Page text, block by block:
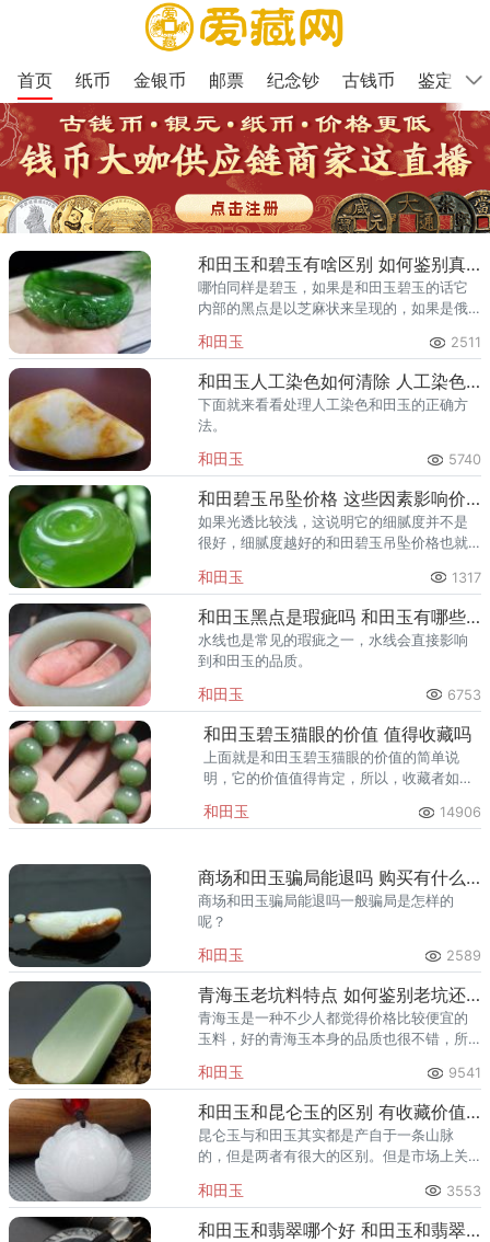
首页 纸币 金银币 邮票 纪念钞 古钱币 鉴定
和田玉和碧玉有啥区别 如何鉴别真伪
哪怕同样是碧玉，如果是和田玉碧玉的话它
内部的黑点是以芝麻状来呈现的，如果是俄
存在的。
和田玉 2511
和田玉人工染色如何清除 人工染色的危害
下面就来看看处理人工染色和田玉的正确方
法。
和田玉 5740
和田碧玉吊坠价格 这些因素影响价格
如果光透比较浅，这说明它的细腻度并不是
很好，细腻度越好的和田碧玉吊坠价格也就
和田玉 1317
和田玉黑点是瑕疵吗 和田玉有哪些瑕疵
水线也是常见的瑕疵之一，水线会直接影响
到和田玉的品质。
和田玉 6753
和田玉碧玉猫眼的价值 值得收藏吗
上面就是和田玉碧玉猫眼的价值的简单说
明，它的价值值得肯定，所以，收藏者如果
藏的时候一定要注意看鉴定证书，确保是正
和田玉 14906
商场和田玉骗局能退吗 购买有什么讲究
商场和田玉骗局能退吗一般骗局是怎样的
呢？
和田玉 2589
青海玉老坑料特点 如何鉴别老坑还是新坑
青海玉是一种不少人都觉得价格比较便宜的
玉料，好的青海玉本身的品质也很不错，所
己想要买老坑料，但是不知道青海玉老坑料
特点，所以，下面就来对青海老
和田玉 9541
和田玉和昆仑玉的区别 有收藏价值吗
昆仑玉与和田玉其实都是产自于一条山脉
的，但是两者有很大的区别。但是市场上关
价格的时候也能判断出这两者。
和田玉 3553
和田玉和翡翠哪个好 和田玉和翡翠区分